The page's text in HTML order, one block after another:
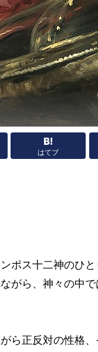
はてブ
ポス十二神のひと
がら、神々の中
ら正反対の性格